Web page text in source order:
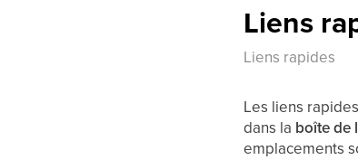
Liens
Liens rapides
Les liens
dans la boîte de
emplacements